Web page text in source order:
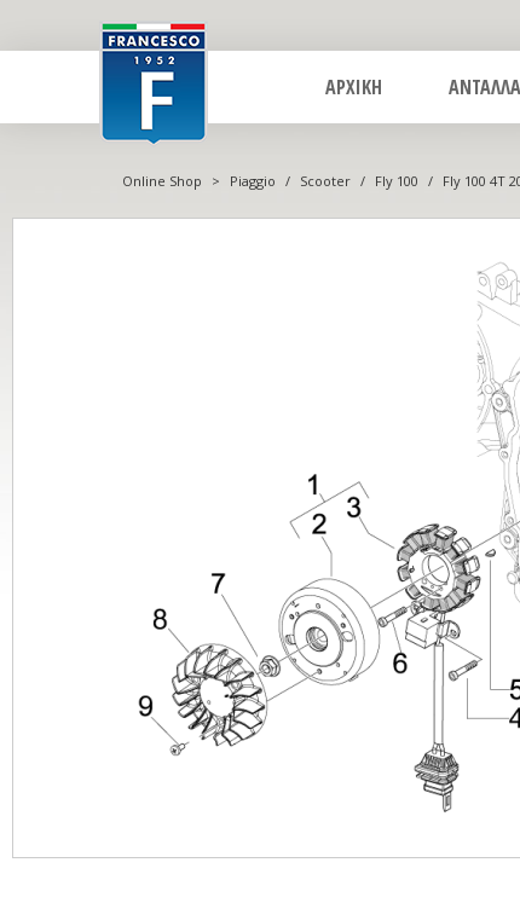
ΑΡΧΙΚΗ
Online Shop > Piaggio / Scooter / Fly 100 / Fly 100 4T